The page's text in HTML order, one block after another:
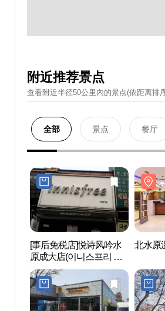
附近推荐景点
查看附近半径50公里內的景点(依距离排
全部 景点 餐厅
[事后免税店]悦诗风吟水
原成大店(이니스프리 수
원성대점)
北水原